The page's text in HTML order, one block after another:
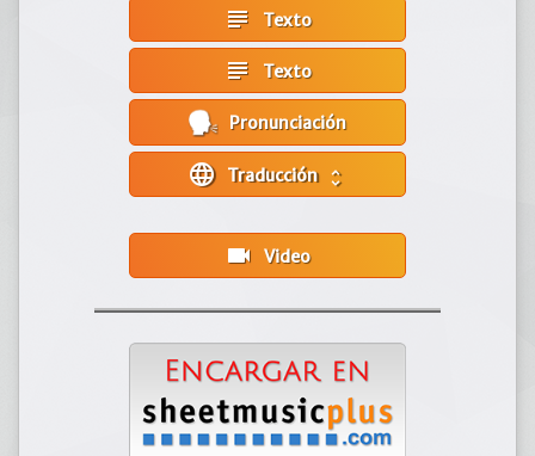
subject Texto
subject Texto
Pronunciación
language unfold_more
videocam Video